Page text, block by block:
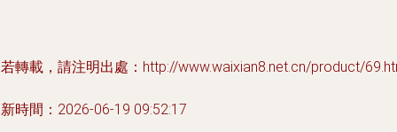
轉載，請注明出處：http://www.waixian8.net.cn/product/
時間：2026-06-19 09:52:17